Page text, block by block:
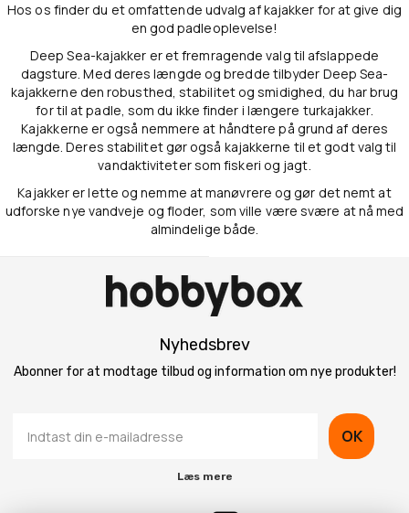
Hos os finder du et omfattende udvalg af kajakker for at give dig
en god padleoplevelse!
Deep Sea-kajakker er et fremragende valg til afslappede
dagsture. Med deres længde og bredde tilbyder Deep Sea-
kajakkerne den robusthed, stabilitet og smidighed, du har brug
for til at padle, som du ikke finder i længere turkajakker.
Kajakkerne er også nemmere at håndtere på grund af deres
længde. Deres stabilitet gør også kajakkerne til et godt valg til
vandaktiviteter som fiskeri og jagt.
Kajakker er lette og nemme at manøvrere og gør det nemt at
udforske nye vandveje og floder, som ville være svære at nå med
almindelige både.
Nyhedsbrev
Abonner for at modtage tilbud og information om nye produkter!
OK
Læs mere